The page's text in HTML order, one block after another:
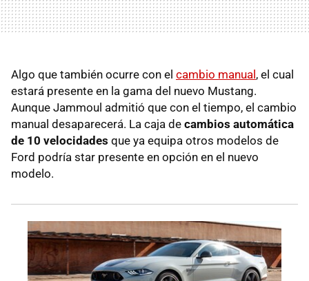
Algo que también ocurre con el cambio manual, el cual
estará presente en la gama del nuevo Mustang.
Aunque Jammoul admitió que con el tiempo, el cambio
manual desaparecerá. La caja de cambios automática
de 10 velocidades que ya equipa otros modelos de
Ford podría star presente en opción en el nuevo
modelo.